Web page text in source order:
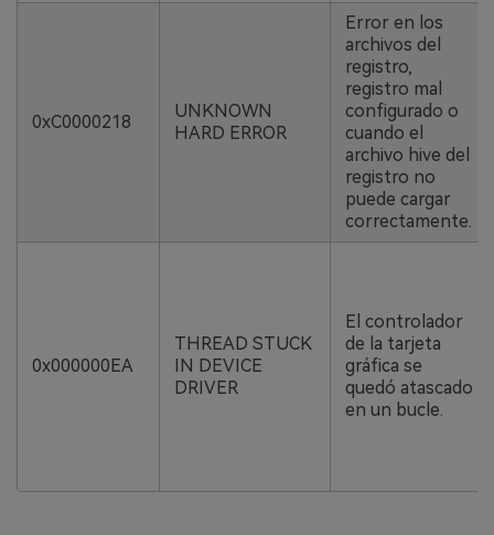
0xC0000218
UNKNOWN
HARD ERROR
Error en los
archivos del
registro,
registro mal
configurado o
cuando el
archivo hive del
registro no
puede cargar
correctamente.
0x000000EA
THREAD STUCK
IN DEVICE
DRIVER
El controlador
de la tarjeta
gráfica se
quedó atascado
en un bucle.